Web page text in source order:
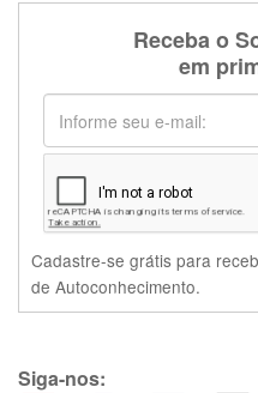
Receba o
em
Cadastre-se grátis para
de Autoconhecimento.
Siga-nos: